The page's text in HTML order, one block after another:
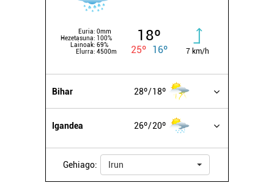
Euria: 0mm
Hezetasuna: 100%
Lainoak: 69%
Elurra: 4500m
18º
25º 16º 7 km/h
Bihar 28º 18º
Igandea 26º 20º
Gehiago: Irun